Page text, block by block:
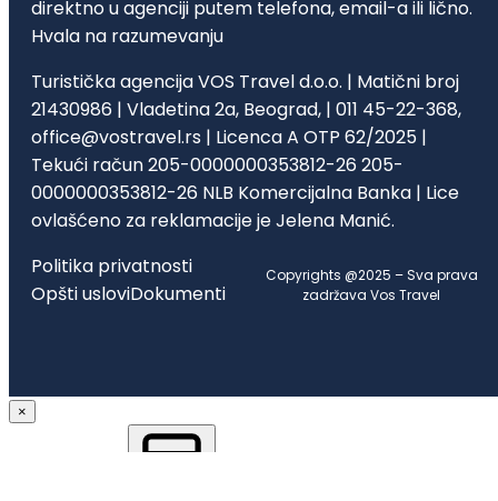
direktno u agenciji putem telefona, email-a ili lično.
Hvala na razumevanju
Turistička agencija VOS Travel d.o.o. | Matični broj
21430986 | Vladetina 2a, Beograd, | 011 45-22-368,
office@vostravel.rs | Licenca A OTP 62/2025 |
Tekući račun 205-0000000353812-26 205-
0000000353812-26 NLB Komercijalna Banka | Lice
ovlašćeno za reklamacije je Jelena Manić.
Politika privatnosti
Opšti usloviDokumenti
Copyrights @2025 – Sva prava
zadržava Vos Travel
×